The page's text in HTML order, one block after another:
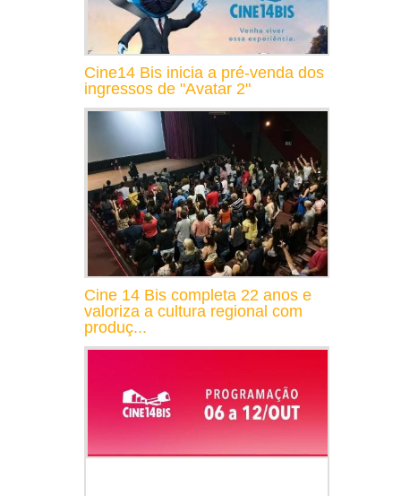
Cine14 Bis inicia a pré-venda dos
ingressos de "Avatar 2"
Cine 14 Bis completa 22 anos e
valoriza a cultura regional com
produç...